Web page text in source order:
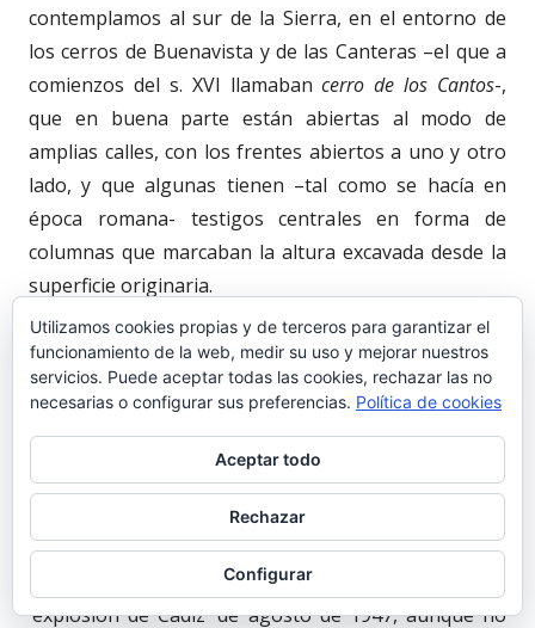
contemplamos al sur de la Sierra, en el entorno de
los cerros de Buenavista y de las Canteras –el que a
comienzos del s. XVI llamabancerro de los Cantos-,
que en buena parte están abiertas al modo de
amplias calles, con los frentes abiertos a uno y otro
lado, y que algunas tienen –tal como se hacía en
época romana- testigos centrales en forma de
columnas que marcaban la altura excavada desde la
superficie originaria.
Respecto a las cuevas-canteras subterráneas y como
es conocido, la mayor parte de ellas se encuentran
en los terrenos de los polvorines militares, cuya
propiedad actualmente se negocia con el Ministerio
de Defensa para su reversión al municipio. Los
militares se asentaron aquí, donde se hallaban las
mayores ‘cuevas’ –y en el Rancho de la Bola, frente al
cerro de San Cristóbal, en término jerezano- tras la
‘explosión de Cádiz’ de agosto de 1947, aunque no
Utilizamos cookies propias y de terceros para garantizar el
funcionamiento de la web, medir su uso y mejorar nuestros
servicios. Puede aceptar todas las cookies, rechazar las no
necesarias o configurar sus preferencias. Política de cookies
Aceptar todo
Rechazar
Configurar